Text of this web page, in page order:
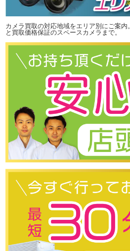
カメラ買取の対応地域をエリア別にご案
と買取価格保証のスペースカメラまで。